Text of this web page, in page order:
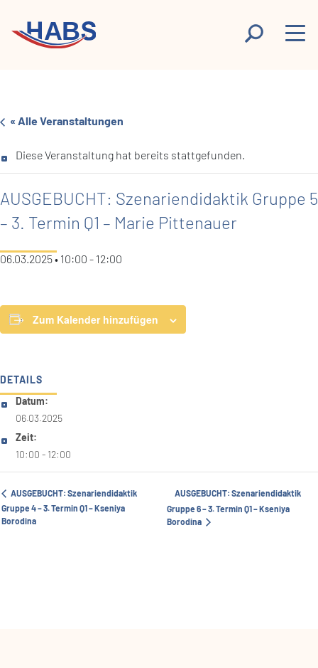
« Alle Veranstaltungen
Diese Veranstaltung hat bereits stattgefunden.
AUSGEBUCHT: Szenariendidaktik Gruppe 5
– 3. Termin Q1 – Marie Pittenauer
06.03.2025 • 10:00 - 12:00
Zum Kalender hinzufügen
DETAILS
Datum:
06.03.2025
Zeit:
10:00 - 12:00
AUSGEBUCHT: Szenariendidaktik
Gruppe 4 – 3. Termin Q1 – Kseniya
Borodina
AUSGEBUCHT: Szenariendidaktik
Gruppe 6 – 3. Termin Q1 – Kseniya
Borodina